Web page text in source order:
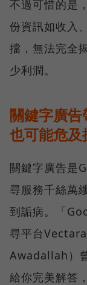
不過可惜的是
份資訊如收入
擋，無法完全
少利潤。
關鍵字廣
也可能危及
關鍵字廣告是
尋服務千絲萬
到詬病。「
尋平台
Awadallah）
給你完美解答